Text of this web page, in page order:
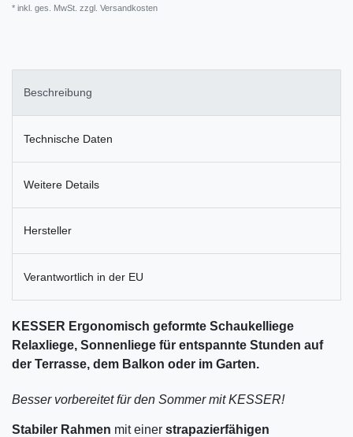
* inkl. ges. MwSt. zzgl. Versandkosten
Beschreibung
Technische Daten
Weitere Details
Hersteller
Verantwortlich in der EU
KESSER Ergonomisch geformte Schaukelliege
Relaxliege, Sonnenliege für entspannte Stunden auf
der Terrasse, dem Balkon oder im Garten.
Besser vorbereitet für den Sommer mit KESSER!
Stabiler Rahmen mit einer strapazierfähigen